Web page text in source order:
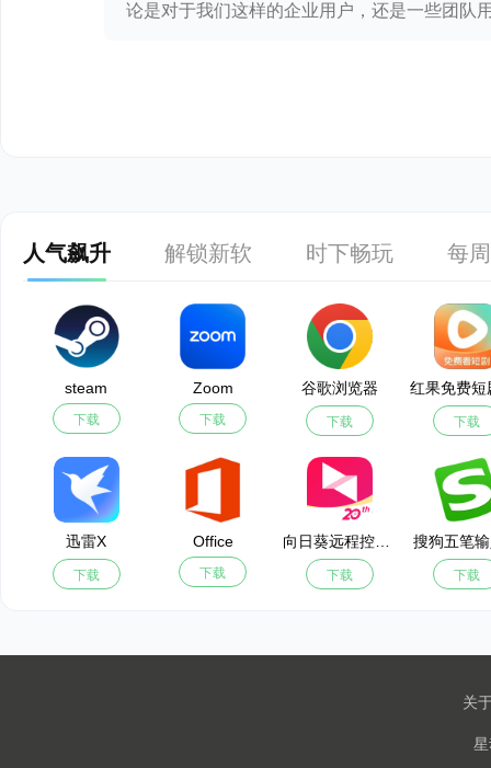
论是对于我们这样的企业用户，还是一些团队
人气飙升 解锁新软 时下畅玩 每
steam
下载
Zoom
下载
谷歌浏览器
下载 下载
迅雷X
下载
Office
下载
向日葵远程控制软件32位
下载
搜狗五笔
下载
关